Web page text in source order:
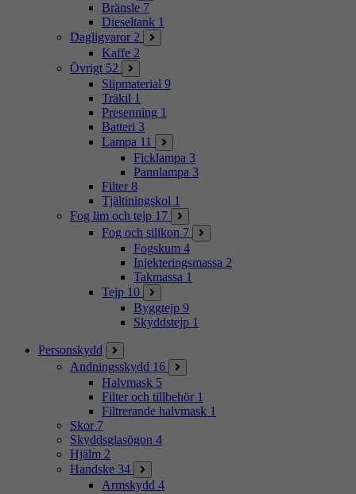
Bränsle 7
Dieseltank 1
Dagligvaror 2
Kaffe 2
Övrigt 52
Slipmaterial 9
Träkil 1
Presenning 1
Batteri 3
Lampa 11
Ficklampa 3
Pannlampa 3
Filter 8
Tjältiningskol 1
Fog lim och tejp 17
Fog och silikon 7
Fogskum 4
Injekteringsmassa 2
Takmassa 1
Tejp 10
Byggtejp 9
Skyddstejp 1
Personskydd
Andningsskydd 16
Halvmask 5
Filter och tillbehör 1
Filtrerande halvmask 1
Skor 7
Skyddsglasögon 4
Hjälm 2
Handske 34
Armskydd 4